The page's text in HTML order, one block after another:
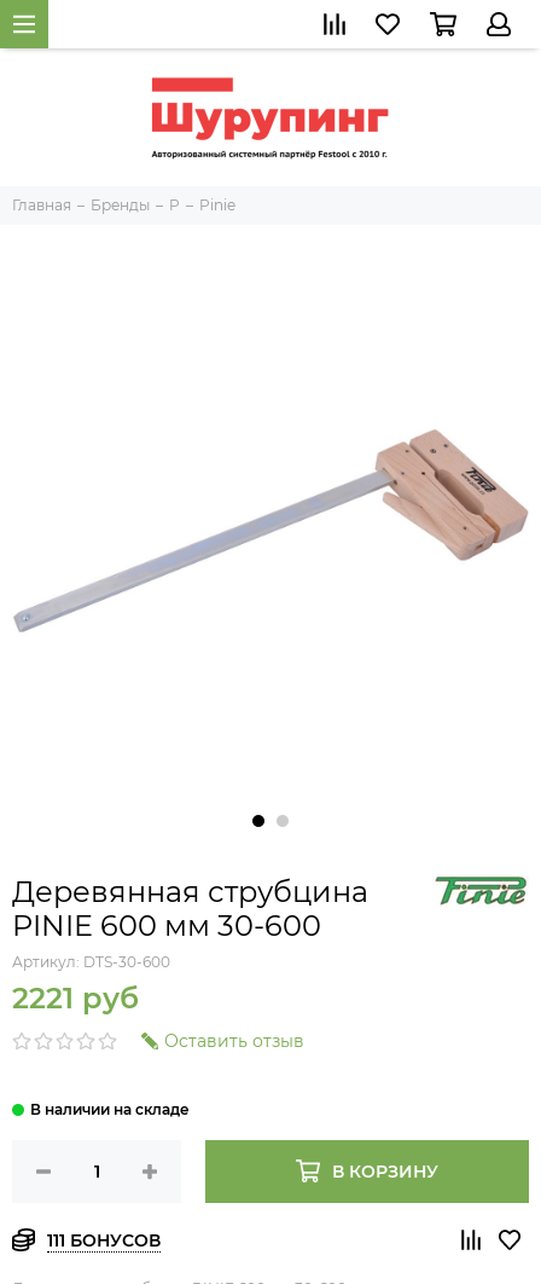
Главная Бренды P Pinie
Деревянная струбцина
PINIE 600 мм 30-600
Артикул: DTS-30-600
2221 руб
Оставить отзыв
В КОРЗИНУ
111 БОНУСОВ